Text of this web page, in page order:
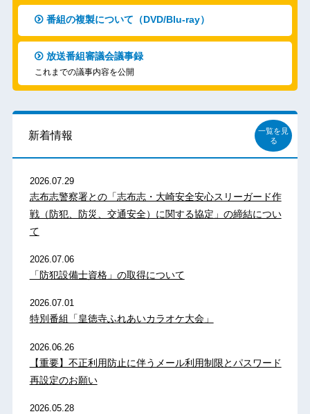
番組の複製について（DVD/Blu-ray）
放送番組審議会議事録
これまでの議事内容を公開
新着情報
一覧を見
る
2026.07.29
志布志警察署との「志布志・大崎安全安心スリーガード作
戦（防犯、防災、交通安全）に関する協定」の締結につい
て
2026.07.06
「防犯設備士資格」の取得について
2026.07.01
特別番組「皇徳寺ふれあいカラオケ大会」
2026.06.26
【重要】不正利用防止に伴うメール利用制限とパスワード
再設定のお願い
2026.05.28